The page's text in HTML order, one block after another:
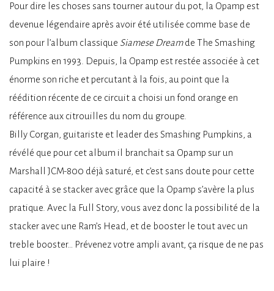
Pour dire les choses sans tourner autour du pot, la Opamp est
devenue légendaire après avoir été utilisée comme base de
son pour l’album classique Siamese Dreamde The Smashing
Pumpkins en 1993. Depuis, la Opamp est restée associée à cet
énorme son riche et percutant à la fois, au point que la
réédition récente de ce circuit a choisi un fond orange en
référence aux citrouilles du nom du groupe.
Billy Corgan, guitariste et leader des Smashing Pumpkins, a
révélé que pour cet album il branchait sa Opamp sur un
Marshall JCM-800 déjà saturé, et c’est sans doute pour cette
capacité à se stacker avec grâce que la Opamp s’avère la plus
pratique. Avec la Full Story, vous avez donc la possibilité de la
stacker avec une Ram’s Head, et de booster le tout avec un
treble booster… Prévenez votre ampli avant, ça risque de ne pas
lui plaire !